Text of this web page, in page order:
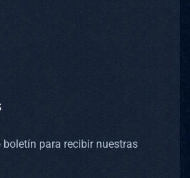
para recibir nuestras